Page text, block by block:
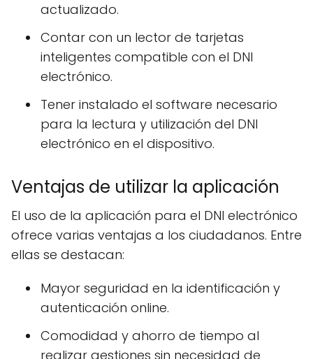
actualizado.
Contar con un lector de tarjetas
inteligentes compatible con el DNI
electrónico.
Tener instalado el software necesario
para la lectura y utilización del DNI
electrónico en el dispositivo.
Ventajas de utilizar la aplicación
El uso de la aplicación para el DNI electrónico
ofrece varias ventajas a los ciudadanos. Entre
ellas se destacan:
Mayor seguridad en la identificación y
autenticación online.
Comodidad y ahorro de tiempo al
realizar gestiones sin necesidad de